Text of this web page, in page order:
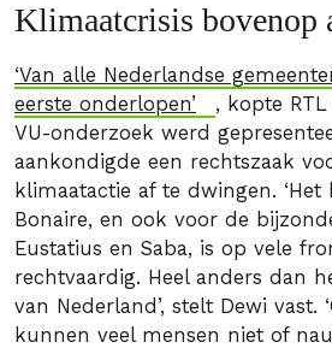
Klimaatcrisis bovenop
‘Van alle Nederlandse
eerste onderlopen’
, kopte
VU-onderzoek werd
aankondigde een rechtszaak
klimaatactie af te dwingen.
Bonaire, en ook voor de
Eustatius en Saba, is op vele
rechtvaardig. Heel anders dan
van Nederland’, stelt Dewi vast.
kunnen veel mensen niet of